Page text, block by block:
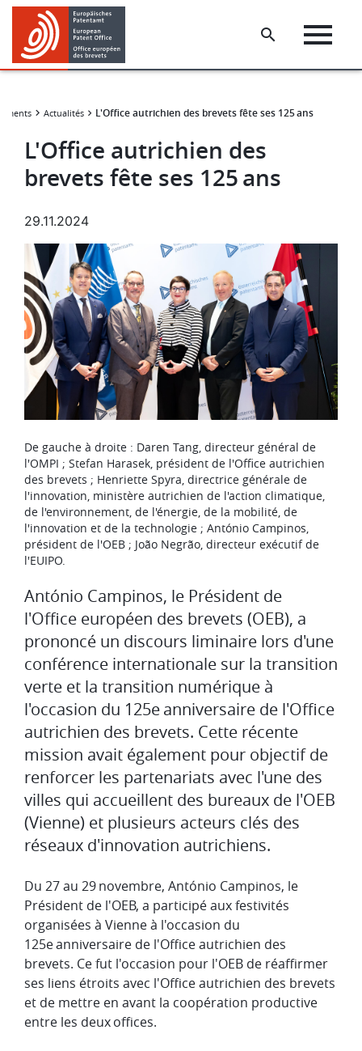
Skip
main
content
Skip
footer
Actualités ​​L'Office autrichien des brevets fête ses 125 ans​
​​L'Office autrichien des
brevets fête ses 125 ans​
29.11.2024
Image
De gauche à droite : Daren Tang, directeur général de
l'OMPI ; Stefan Harasek, président de l'Office autrichien
des brevets ; Henriette Spyra, directrice générale de
l'innovation, ministère autrichien de l'action climatique,
de l'environnement, de l'énergie, de la mobilité, de
l'innovation et de la technologie ; António Campinos,
président de l'OEB ; João Negrão, directeur exécutif de
l'EUIPO.
António Campinos, le Président de
l'Office européen des brevets (OEB), a
prononcé un discours liminaire lors d'une
conférence internationale sur la transition
verte et la transition numérique à
l'occasion du 125e anniversaire de l'Office
autrichien des brevets. Cette récente
mission avait également pour objectif de
renforcer les partenariats avec l'une des
villes qui accueillent des bureaux de l'OEB
(Vienne) et plusieurs acteurs clés des
réseaux d'innovation autrichiens.​
​​Du 27 au 29 novembre, António Campinos, le
Président de l'OEB, a participé aux festivités
organisées à Vienne à l'occasion du
125e anniversaire de l'Office autrichien des
brevets. Ce fut l'occasion pour l'OEB de réaffirmer
ses liens étroits avec l'Office autrichien des brevets
et de mettre en avant la coopération productive
entre les deux offices. ​